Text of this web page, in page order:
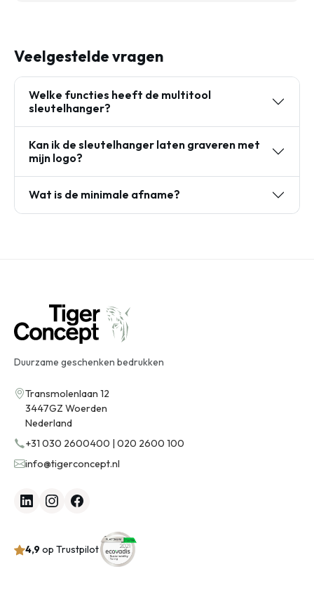
Veelgestelde vragen
Welke functies heeft de multitool
sleutelhanger?
Kan ik de sleutelhanger laten graveren met
mijn logo?
Wat is de minimale afname?
Duurzame geschenken bedrukken
Transmolenlaan 12
3447GZ Woerden
Nederland
+31 030 2600400 | 020 2600 100
info@tigerconcept.nl
4,9op Trustpilot